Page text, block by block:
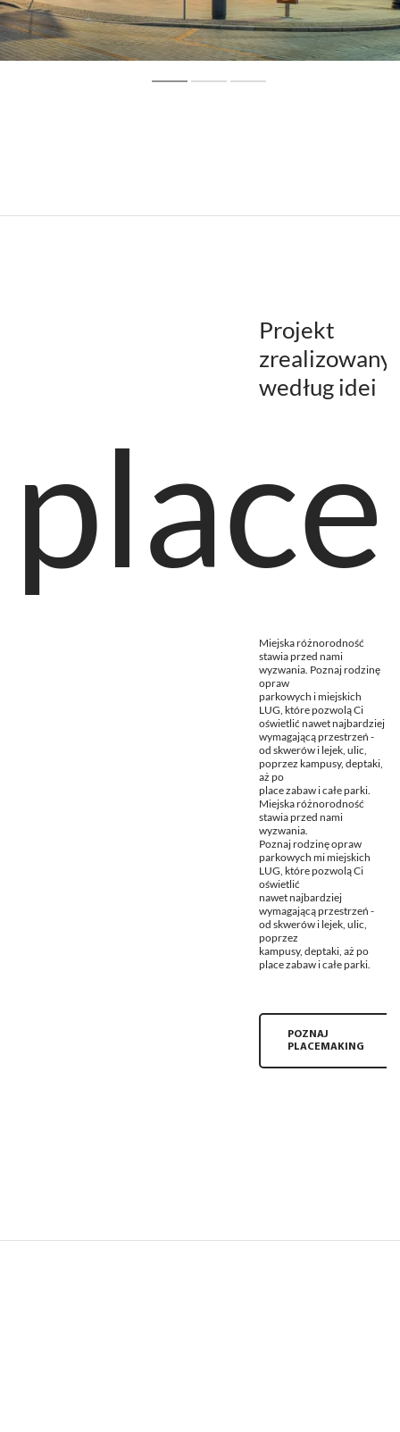
Projekt
zrealizowany
według idei
Miejska różnorodność
stawia przed nami
wyzwania. Poznaj rodzinę
opraw
parkowych i miejskich
LUG, które pozwolą Ci
oświetlić nawet najbardziej
wymagającą przestrzeń -
od skwerów i lejek, ulic,
poprzez kampusy, deptaki,
aż po
place zabaw i całe parki.
Miejska różnorodność
stawia przed nami
wyzwania.
Poznaj rodzinę opraw
parkowych mi miejskich
LUG, które pozwolą Ci
oświetlić
nawet najbardziej
wymagającą przestrzeń -
od skwerów i lejek, ulic,
poprzez
kampusy, deptaki, aż po
place zabaw i całe parki.
POZNAJ
PLACEMAKING